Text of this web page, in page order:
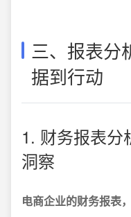
三、报表分
据到行动
1. 财务报表分
洞察
电商企业的财务报表